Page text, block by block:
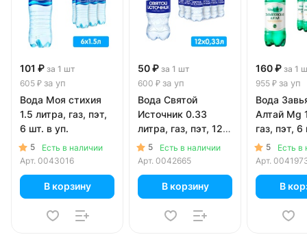
101 ₽ за 1 шт
605 ₽ за уп
Вода Моя стихия
1.5 литра, газ, пэт,
6 шт. в уп.
5
Есть в наличии
Арт. 0043016
В корзину
50 ₽ за 1 шт
600 ₽ за уп
Вода Святой
Источник 0.33
литра, газ, пэт, 12
шт. в уп.
5
Есть в наличии
Арт. 0042665
В корзину
160 ₽ за 1
955 ₽ за уп
Вода
Алтай Mg
5
Есть в
Арт.
В